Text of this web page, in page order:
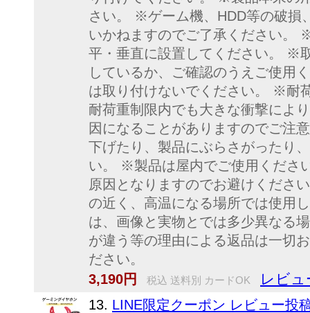
さい。 ※ゲーム機、HDD等の破損
いかねますのでご了承ください。
平・垂直に設置してください。 ※
しているか、ご確認のうえご使用
は取り付けないでください。 ※耐
耐荷重制限内でも大きな衝撃によ
因になることがありますのでご注
下げたり、製品にぶらさがったり
い。 ※製品は屋内でご使用くださ
原因となりますのでお避けくださ
の近く、高温になる場所では使用
は、画像と実物とでは多少異なる
が違う等の理由による返品は一切
ださい。
3,190円
税込 送料別 カードOK レビュ
13. LINE限定クーポン レビュー投